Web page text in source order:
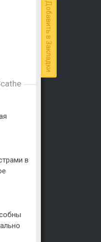
Добавить в Закладки
в